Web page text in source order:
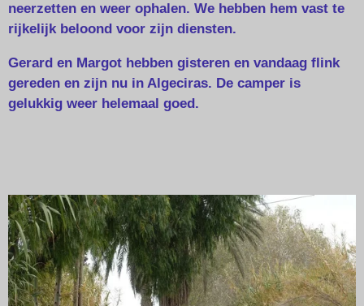
neerzetten en weer ophalen. We hebben hem vast te
rijkelijk beloond voor zijn diensten.
Gerard en Margot hebben gisteren en vandaag flink
gereden en zijn nu in Algeciras. De camper is
gelukkig weer helemaal goed.